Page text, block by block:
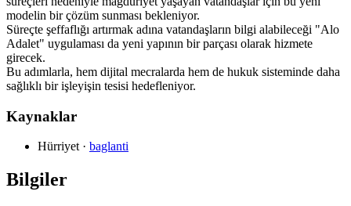
modelin bir çözüm sunması bekleniyor.
Süreçte şeffaflığı artırmak adına vatandaşların bilgi alabileceği "Alo
Adalet" uygulaması da yeni yapının bir parçası olarak hizmete
girecek.
Bu adımlarla, hem dijital mecralarda hem de hukuk sisteminde daha
sağlıklı bir işleyişin tesisi hedefleniyor.
Kaynaklar
Hürriyet · baglanti
Bilgiler